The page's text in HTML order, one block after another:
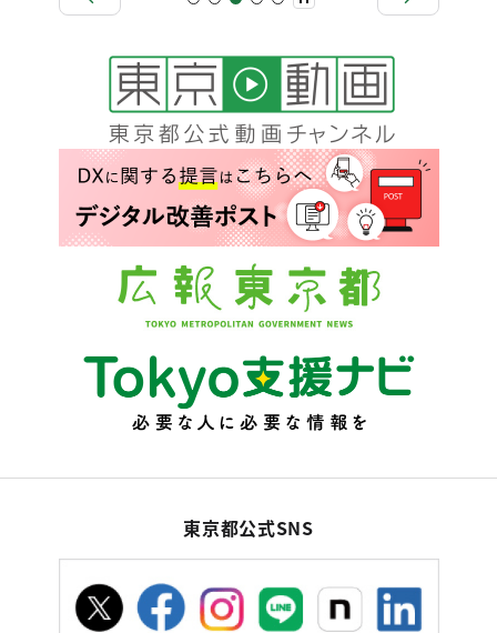
東京都公式SNS